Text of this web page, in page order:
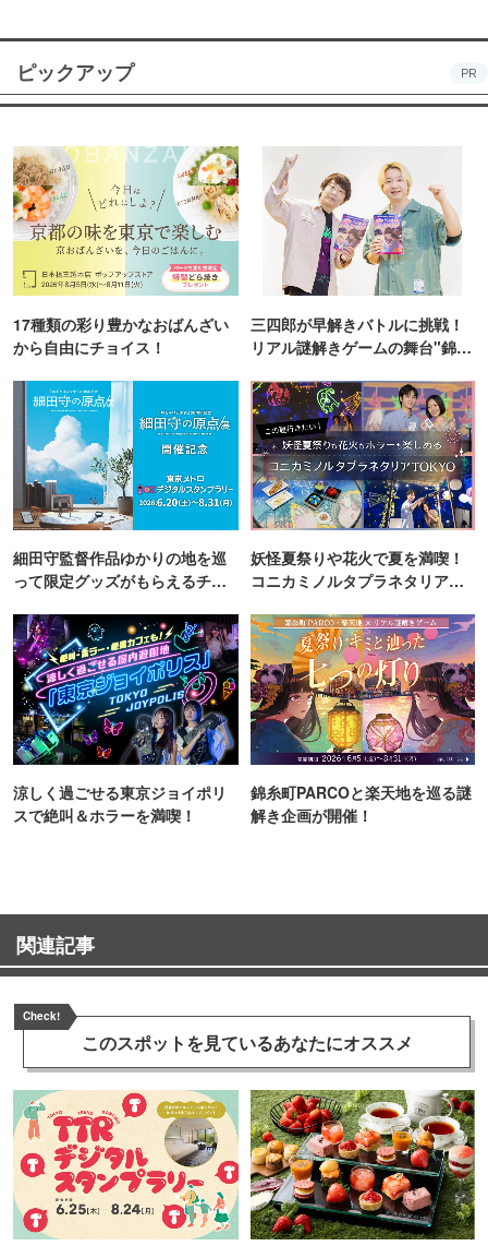
ピックアップ PR
17種類の彩り豊かなおばんざい
から自由にチョイス！
三四郎が早解きバトルに挑戦！
リアル謎解きゲームの舞台"錦糸
細田守監督作品ゆかりの地を巡
って限定グッズがもらえるチャ
妖怪夏祭りや花火で夏を満喫！
コニカミノルタプラネタリア
涼しく過ごせる東京ジョイポリ
スで絶叫＆ホラーを満喫！
錦糸町PARCOと楽天地を巡る謎
解き企画が開催！
関連記事
Check!
このスポットを見ているあなたにオススメ